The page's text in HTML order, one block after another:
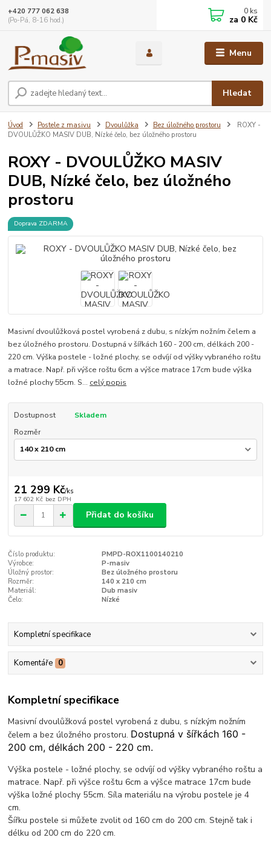
Menu
Hledat
+420 777 062 638
(Po-Pá, 8-16 hod.)
0 ks
za 0 Kč
Úvod Postele z masivu Dvoulůžka Bez úložného prostoru
ROXY -
DVOULŮŽKO MASIV DUB, Nízké čelo, bez úložného prostoru
ROXY - DVOULŮŽKO MASIV
DUB, Nízké čelo, bez úložného
prostoru
Doprava ZDARMA
Masivní dvoulůžková postel vyrobená z dubu, s nízkým nožním čelem a
bez úložného prostoru. Dostupná v šířkách 160 - 200 cm, délkách 200 -
220 cm. Výška postele - ložné plochy, se odvíjí od výšky vybraného roštu
a matrace. Např. při výšce roštu 6cm a výšce matrace 17cm bude výška
ložné plochy 55cm. S... celý popis
Dostupnost
Skladem
Rozměr
21 299 Kč/ks
17 602 Kč bez DPH
Přidat do košíku
Číslo produktu:
PMPD-ROX1100140210
Výrobce:
P-masiv
Úložný prostor:
Bez úložného prostoru
Rozměr:
140 x 210 cm
Materiál:
Dub masiv
Čelo:
Nízké
Kompletní specifikace
Komentáře 0
Kompletní specifikace
Masivní dvoulůžková postel vyrobená z dubu, s nízkým nožním
čelem a bez úložného prostoru. Dostupná v šířkách 160 -
200 cm, délkách 200 - 220 cm.
Výška postele - ložné plochy, se odvíjí od výšky vybraného roštu a
matrace. Např. při výšce roštu 6cm a výšce matrace 17cm bude
výška ložné plochy 55cm. Síla materiálu na výrobu postele je 4
cm.
Šířku postele si můžete zvolit od 160 cm do 200 cm. Stejně tak i
délku od 200 cm do 220 cm.